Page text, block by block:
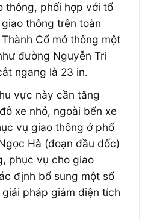
thông, phối hợp với tổ
thông trên toàn
Cổ mở thông một
đường Nguyễn Tri
ngang là 23 in.
vực này cần tăng
xe nhỏ, ngoài bến xe
vụ giao thông ở phố
Hà (đoạn đầu dốc)
phục vụ cho giao
định bổ sung một số
pháp giảm diện tích